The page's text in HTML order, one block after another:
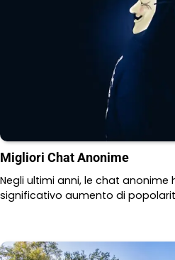
Migliori Chat Anonime
Negli ultimi anni, le chat anonime
significativo aumento di